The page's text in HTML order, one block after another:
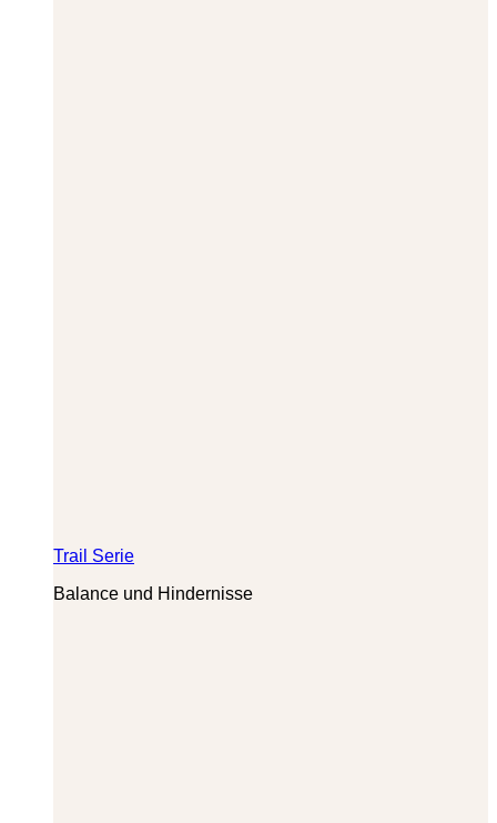
Trail Serie
Balance und Hindernisse